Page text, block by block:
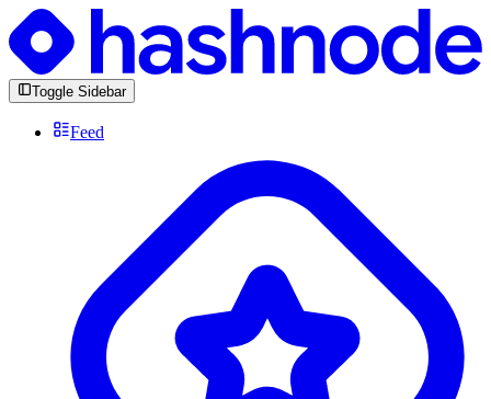
Toggle Sidebar
Feed